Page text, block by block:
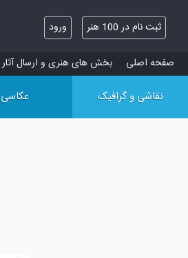
ثبت نام در 100 هنر ورود
صفحه اصلی بخش های هنری و ارسال آثار
نقاشی و گرافیک عکاسی